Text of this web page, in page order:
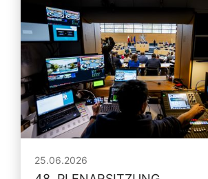
25.06.2026